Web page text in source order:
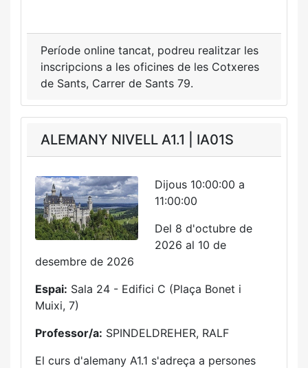
Període online tancat, podreu realitzar les
inscripcions a les oficines de les Cotxeres
de Sants, Carrer de Sants 79.
ALEMANY NIVELL A1.1 | IA01S
Dijous 10:00:00 a
11:00:00
Del 8 d'octubre de
2026 al 10 de
desembre de 2026
Espai: Sala 24 - Edifici C (Plaça Bonet i
Muixi, 7)
Professor/a: SPINDELDREHER, RALF
El curs d'alemany A1.1 s'adreça a persones